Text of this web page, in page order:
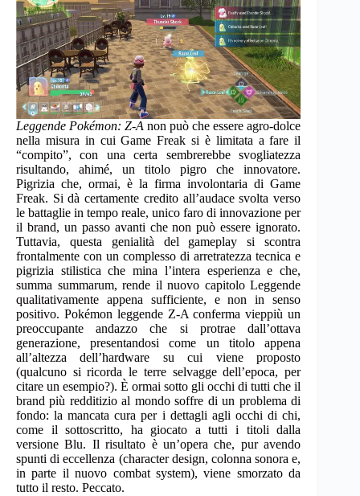
Leggende Pokémon: Z-A non può che essere agro-dolce
nella misura in cui Game Freak si è limitata a fare il
“compito”, con una certa sembrerebbe svogliatezza
risultando, ahimé, un titolo pigro che innovatore.
Pigrizia che, ormai, è la firma involontaria di Game
Freak. Si dà certamente credito all’audace svolta verso
le battaglie in tempo reale, unico faro di innovazione per
il brand, un passo avanti che non può essere ignorato.
Tuttavia, questa genialità del gameplay si scontra
frontalmente con un complesso di arretratezza tecnica e
pigrizia stilistica che mina l’intera esperienza e che,
summa summarum, rende il nuovo capitolo Leggende
qualitativamente appena sufficiente, e non in senso
positivo. Pokémon leggende Z-A conferma vieppiù un
preoccupante andazzo che si protrae dall’ottava
generazione, presentandosi come un titolo appena
all’altezza dell’hardware su cui viene proposto
(qualcuno si ricorda le terre selvagge dell’epoca, per
citare un esempio?). È ormai sotto gli occhi di tutti che il
brand più redditizio al mondo soffre di un problema di
fondo: la mancata cura per i dettagli agli occhi di chi,
come il sottoscritto, ha giocato a tutti i titoli dalla
versione Blu. Il risultato è un’opera che, pur avendo
spunti di eccellenza (character design, colonna sonora e,
in parte il nuovo combat system), viene smorzato da
tutto il resto. Peccato.